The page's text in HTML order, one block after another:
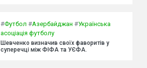
#Футбол #Азербайджан #Українська
асоціація футболу
Шевченко визначив своїх фаворитів у
суперечці між ФІФА та УЄФА.